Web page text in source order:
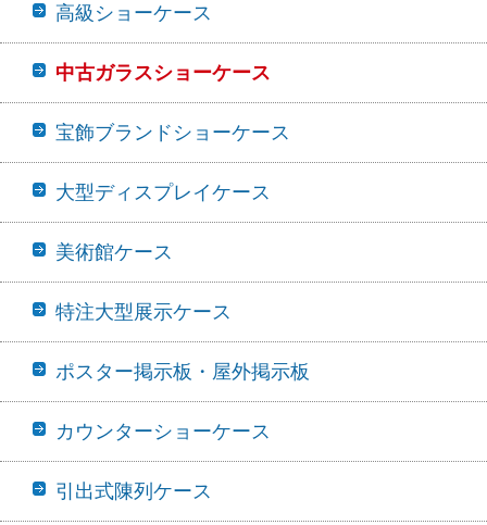
高級ショーケース
中古ガラスショーケース
宝飾ブランドショーケース
大型ディスプレイケース
美術館ケース
特注大型展示ケース
ポスター掲示板・屋外掲示板
カウンターショーケース
引出式陳列ケース